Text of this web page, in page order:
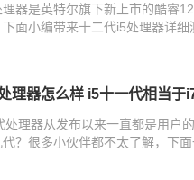
器是英特尔旗下新上市的酷睿
面小编带来十二代i5处理器详
理器怎么样 i5十一代相当于
处理器从发布以来一直都是用户
？很多小伙伴都不太了解，下